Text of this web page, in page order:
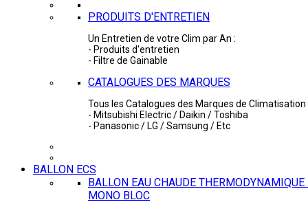
PRODUITS D'ENTRETIEN
Un Entretien de votre Clim par An :
- Produits d'entretien
- Filtre de Gainable
CATALOGUES DES MARQUES
Tous les Catalogues des Marques de Climatisation
- Mitsubishi Electric / Daikin / Toshiba
- Panasonic / LG / Samsung / Etc
BALLON ECS
BALLON EAU CHAUDE THERMODYNAMIQUE
MONO BLOC